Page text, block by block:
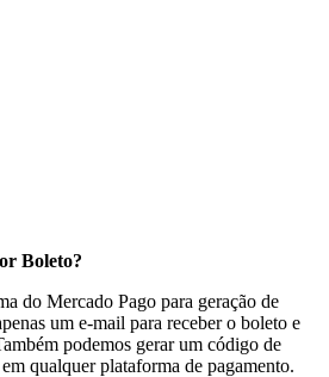
Boleto?
do Mercado Pago para geração de
um e-mail para receber o boleto e
podemos gerar um código de
qualquer plataforma de pagamento.